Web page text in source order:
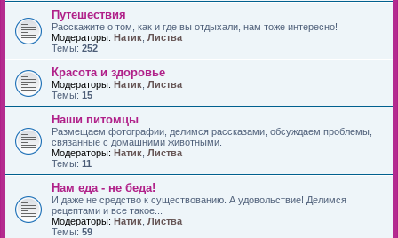
Путешествия
Расскажите о том, как и где вы отдыхали, нам тоже интересно!
Модераторы: Натик Листва
Темы: 252
Красота и здоровье
Модераторы: Натик Листва
Темы: 15
Наши питомцы
Размещаем фотографии, делимся рассказами, обсуждаем проблемы,
связанные с домашними животными.
Модераторы: Натик Листва
Темы: 11
Нам еда - не беда!
И даже не средство к существованию. А удовольствие! Делимся
рецептами и все такое...
Модераторы: Натик Листва
Темы: 59